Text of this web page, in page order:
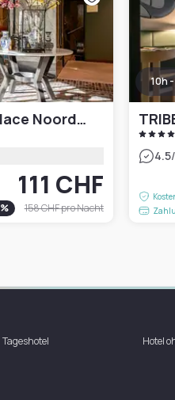
Hotel Indigo the Hague - Palace Noordeinde
111 CHF
% 158 CHFpro Nacht
10h
4.5
Tageshotel Hotel